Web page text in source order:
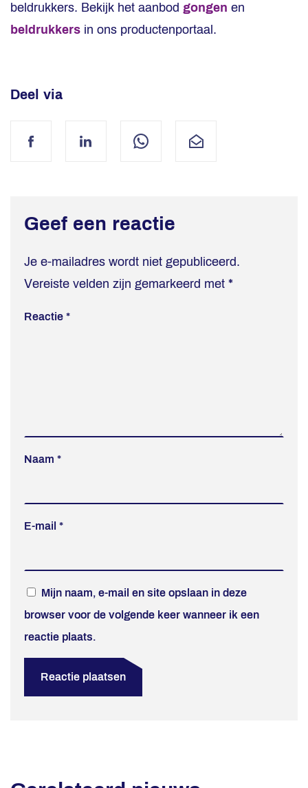
beldrukkers. Bekijk het aanbod gongen en
beldrukkers in ons productenportaal.
Deel via
FacebookLinkedIn WhatsAppMail
Geef een reactie
Je e-mailadres wordt niet gepubliceerd.
Vereiste velden zijn gemarkeerd met *
Reactie *
Naam *
E-mail *
Mijn naam, e-mail en site opslaan in deze
browser voor de volgende keer wanneer ik een
reactie plaats.